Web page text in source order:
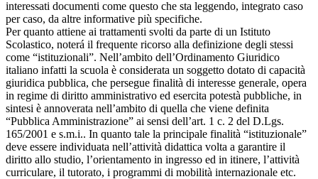
interessati documenti come questo che sta leggendo, integrato caso
per caso, da altre informative più specifiche.
Per quanto attiene ai trattamenti svolti da parte di un Istituto
Scolastico, noterá il frequente ricorso alla definizione degli stessi
come “istituzionali”. Nell’ambito dell’Ordinamento Giuridico
italiano infatti la scuola è considerata un soggetto dotato di capacità
giuridica pubblica, che persegue finalità di interesse generale, opera
in regime di diritto amministrativo ed esercita potestà pubbliche, in
sintesi è annoverata nell’ambito di quella che viene definita
“Pubblica Amministrazione” ai sensi dell’art. 1 c. 2 del D.Lgs.
165/2001 e s.m.i.. In quanto tale la principale finalità “istituzionale”
deve essere individuata nell’attività didattica volta a garantire il
diritto allo studio, l’orientamento in ingresso ed in itinere, l’attività
curriculare, il tutorato, i programmi di mobilità internazionale etc.